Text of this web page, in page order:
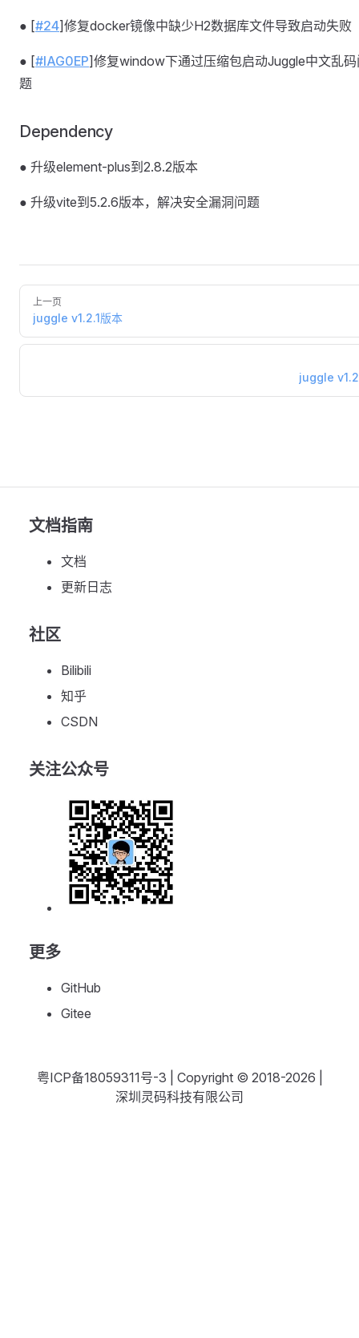
● [#24]修复docker镜像中缺少H2数据库文件导致启动失败
● [#IAG0EP]修复window下通过压缩包启动Juggle中文乱
题
Dependency
● 升级element-plus到2.8.2版本
● 升级vite到5.2.6版本，解决安全漏洞问题
上一页
juggle v1.2.1版本
juggle
文档指南
文档
更新日志
社区
Bilibili
知乎
CSDN
关注公众号
更多
GitHub
Gitee
粤ICP备18059311号-3 | Copyright © 2018-2026 |
深圳灵码科技有限公司